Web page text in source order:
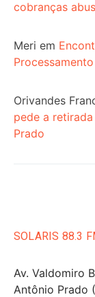
cobranças
Meri em
Orivandes
pede a
Prado
SOLARIS 88.3
Av. Valdomiro
Antônio Prado